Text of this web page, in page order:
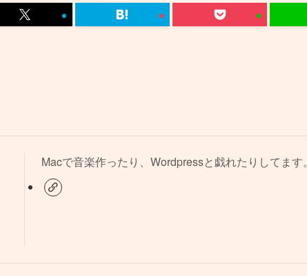
Macで音楽作ったり、Wordpressと戯れたりしてます。